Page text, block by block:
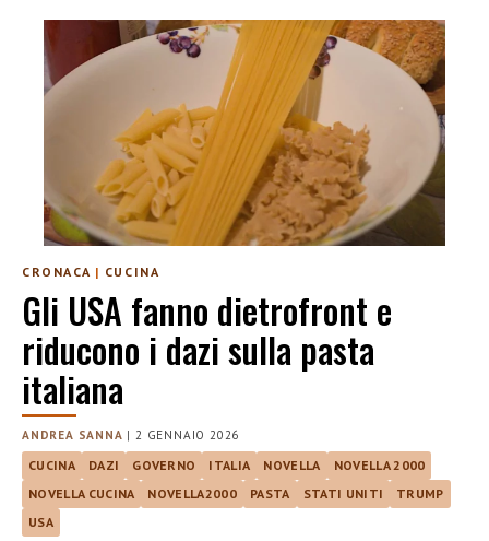
CRONACA | CUCINA
Gli USA fanno dietrofront e
riducono i dazi sulla pasta
italiana
ANDREA SANNA | 2 GENNAIO 2026
CUCINA DAZI GOVERNO ITALIA NOVELLA
NOVELLA 2000
NOVELLA CUCINA
NOVELLA2000 PASTA STATI UNITI
TRUMP
USA